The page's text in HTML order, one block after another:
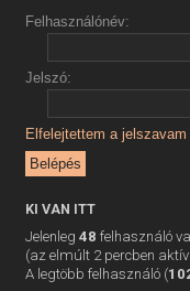
Felhasználónév:
Jelszó:
Elfelejtettem a jelszavam
KI VAN ITT
Jelenleg 48 felhasználó
(az elmúlt 2 percben
A legtöbb felhasználó (